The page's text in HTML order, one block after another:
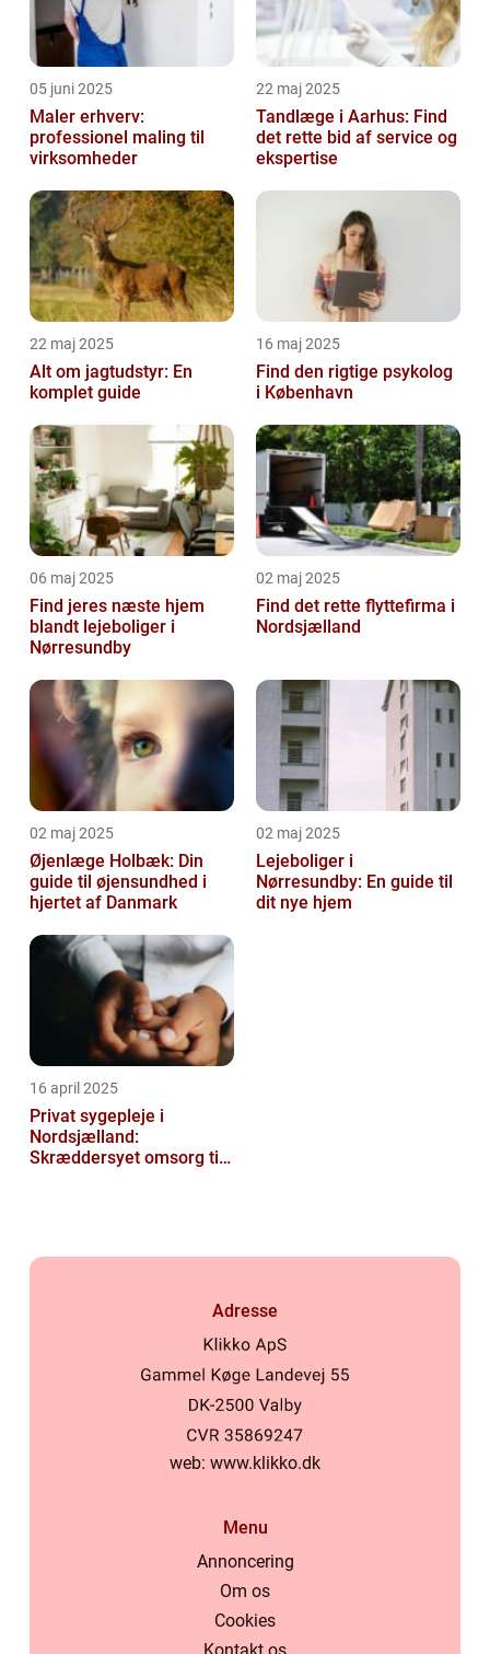
05 juni 2025
Maler erhverv:
professionel maling til
virksomheder
22 maj 2025
Tandlæge i Aarhus: Find
det rette bid af service og
ekspertise
22 maj 2025
Alt om jagtudstyr: En
komplet guide
16 maj 2025
Find den rigtige psykolog
i København
06 maj 2025
Find jeres næste hjem
blandt lejeboliger i
Nørresundby
02 maj 2025
Find det rette flyttefirma i
Nordsjælland
02 maj 2025
Øjenlæge Holbæk: Din
guide til øjensundhed i
hjertet af Danmark
02 maj 2025
Lejeboliger i
Nørresundby: En guide til
dit nye hjem
16 april 2025
Privat sygepleje i
Nordsjælland:
Skræddersyet omsorg til
Adresse
web: www.klikko.dk
Menu
Annoncering
Om os
Cookies